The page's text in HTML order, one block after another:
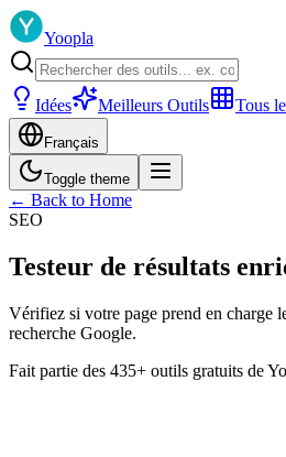
Yoopla
Idées Meilleurs Outils Tous
Français
Toggle theme
← Back to Home
SEO
Testeur de résultats
Vérifiez si votre page prend en charge
recherche Google.
Fait partie des 435+ outils gratuits de